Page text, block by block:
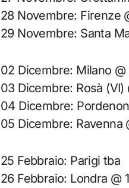
28 Novembre: Firenze
29 Novembre: Santa
02 Dicembre: Milano
03 Dicembre: Rosà (VI)
04 Dicembre:
05 Dicembre: Ravenna
25 Febbraio: Parigi tba
26 Febbraio: Londra @